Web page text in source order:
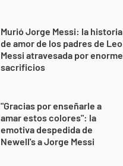
Murió Jorge Messi: la historia
de amor de los padres de Leo
Messi atravesada por enorme
sacrificios
"Gracias por enseñarle a
amar estos colores": la
emotiva despedida de
Newell's a Jorge Messi